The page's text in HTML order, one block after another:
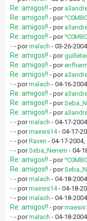
Re: amigos!! - por
Re: amigos!! - por
Re: amigos!! - por
Re: amigos!! - por
- - pormalach - 03-26-
Re: amigos!! - por
Re: amigos!! - por
Re: amigos!! - por
- - pormalach - 04-16-
Re: amigos!! - por
Re: amigos!! - por
Re: amigos!! - por
- - pormalach - 04-17-
- - pormaesis14- 04-17-
- - porRaven - 04-17-2004,
- - porSeba_Nenem - 04-
Re: amigos!! - por
Re: amigos!! - por
- - pormalach - 04-18-
- - pormaesis14- 04-18-
- - pormalach - 04-18-
Re: amigos!! - por
- - pormalach - 04-18-